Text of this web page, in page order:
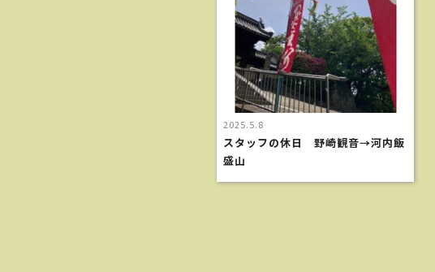
2025.5.8
スタッフの休日 野崎観音→河内飯
盛山